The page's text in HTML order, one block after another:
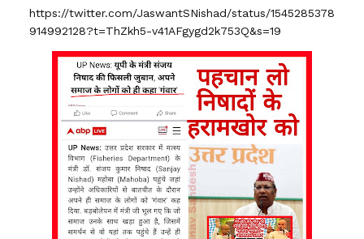
https://twitter.com/JaswantSNishad/status/1545285378
914992128?t=ThZkh5-v41AFgygd2k753Q&s=19